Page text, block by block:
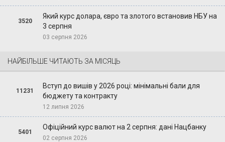
3520
Який курс долара, євро та злотого встановив НБУ на
3 серпня
03 серпня 2026
НАЙБІЛЬШЕ ЧИТАЮТЬ ЗА МІСЯЦЬ
11231
Вступ до вишів у 2026 році: мінімальні бали для
бюджету та контракту
12 липня 2026
5401
Офіційний курс валют на 2 серпня: дані Нацбанку
02 серпня 2026